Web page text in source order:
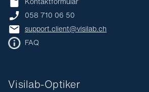
Visilab-Optiker
058 710 06 50
support.client@visilab.ch
FAQ